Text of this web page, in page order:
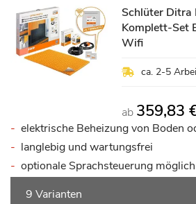
Schlüter Ditra
Komplett-Set
Wifi
ca. 2-5
ab 359,83
elektrische Beheizung von Boden
langlebig und wartungsfrei
optionale Sprachsteuerung möglich
9 Varianten